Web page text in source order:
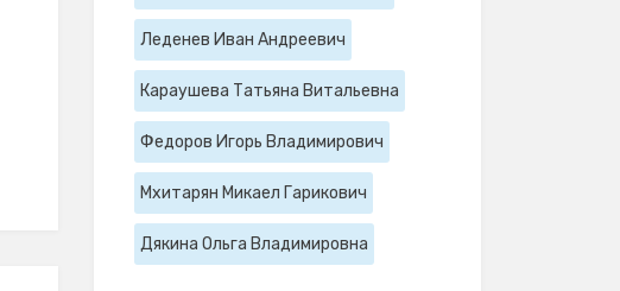
Леденев Иван Андреевич
Караушева Татьяна Витальевна
Федоров Игорь Владимирович
Мхитарян Микаел Гарикович
Дякина Ольга Владимировна